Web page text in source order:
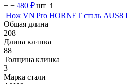
+ − 480 ₽ шт
Нож VN Pro HORNET сталь AUS8
Общая длина
208
Длина клинка
88
Толщина клинка
3
Марка стали